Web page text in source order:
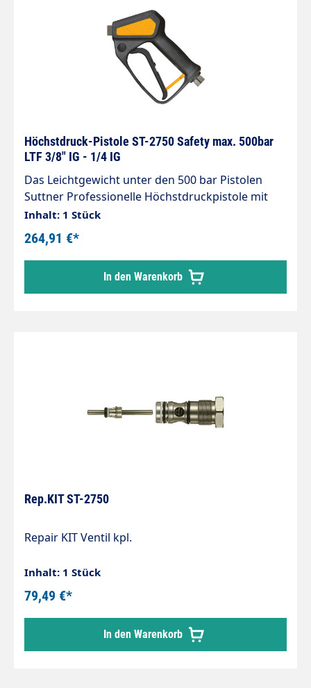
Abzugskraft gegenüber marktüblichen Pistolen.
Höchstdruck-Pistole ST-2750 Safety max. 500bar
LTF 3/8" IG - 1/4 IG
Das Leichtgewicht unter den 500 bar Pistolen
Suttner Professionelle Höchstdruckpistole mit
patentierter LTF Technik - Low Trigger Force 90%
geringere Haltekraft und 40% geringere
Abzugskraft gegenüber marktüblichen Pistolen.
Sicherheitshebel: Schwarz/Orange mit
selbstausklappender Sperrklinke gegen
unbeabsichtiges Öffnen der Pistole. Max. 500 bar
Inhalt: 1 Stück
264,91 €*
In den Warenkorb
Rep.KIT ST-2750
Repair KIT Ventil kpl.
Inhalt: 1 Stück
79,49 €*
In den Warenkorb